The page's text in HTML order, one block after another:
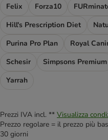
Felix
Forza10
Hill's Prescription Diet
Purina Pro Plan
Royal
Schesir
Simpsons Premium
Yarrah
Prezzi IVA incl. ** Visualizza
Prezzo regolare = il prezzo più
30 giorni